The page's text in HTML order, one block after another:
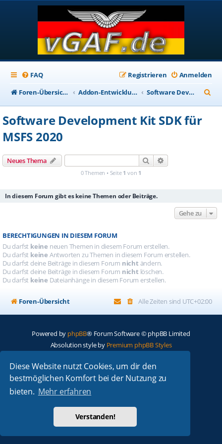
Diese Website nutzt Cookies, um dir den
bestmöglichen Komfort bei der Nutzung zu
bieten. Mehr erfahren
Verstanden!
FAQ Anmelden
Registrieren
Foren-Übersicht
Addon-Entwicklung / SDK Software Development Kit SDK für MSFS 2020
u
Software Development Kit SDK für
MSFS 2020
Neues Thema Suche
0 Themen • Seite 1 von 1
In diesem Forum gibt es keine Themen oder Beiträge.
Gehe zu
BERECHTIGUNGEN IN DIESEM FORUM
Du darfst keine neuen Themen in diesem Forum erstellen.
Du darfst keine Antworten zu Themen in diesem Forum erstellen.
Du darfst deine Beiträge in diesem Forum nicht ändern.
Du darfst deine Beiträge in diesem Forum nicht löschen.
Du darfst keine Dateianhänge in diesem Forum erstellen.
Foren-Übersicht Alle Zeiten sind UTC+02:00
Powered by phpBB® Forum Software © phpBB Limited
Absolution style by Premium phpBB Styles
Deutsche Übersetzung durchphpBB.de
Datenschutz| Nutzungsbedingungen